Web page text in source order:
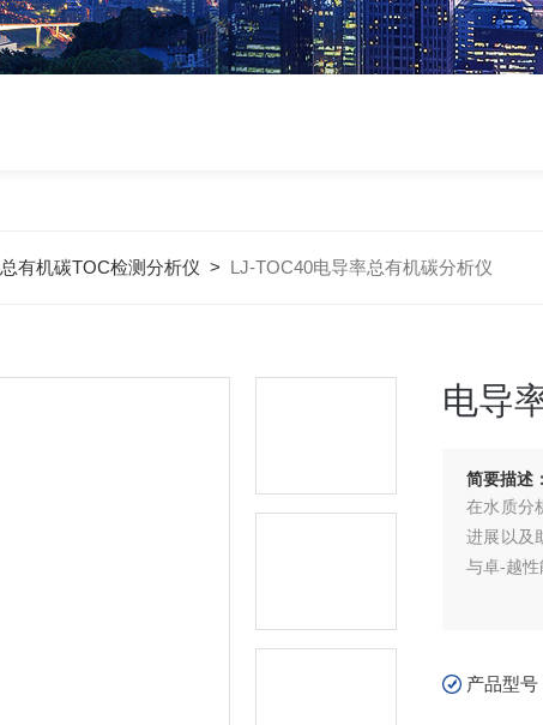
总有机碳TOC检测分析仪 > LJ-TOC40电导率总有机碳分析仪
电导
简要描述：
在水质分
进展以及
与卓-越性
产品型号